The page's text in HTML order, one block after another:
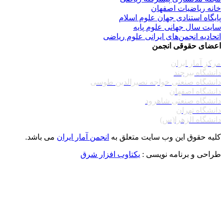
ریاضیات اصفهان
استنادی جهان علوم اسلام
سال جهانی علوم پایه
انجمن‌های ایرانی علوم ریاضی
حقوقی انجمن
آمار ایران
بیرجند
صنعتی خواجه نصیرالدین طوسی
اصفهان
صنعتی شاهرود
تهران
الزهرا(س)
حقوق این وب سایت متعلق بهانجمن آمار ایرانمی باشد.
و برنامه نویسی : یکتاوب افزار شرق